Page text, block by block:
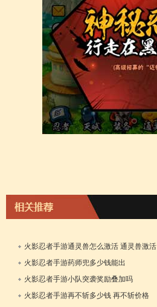
火影忍者手游通灵兽怎么激活 通灵兽激活
方法
火影忍者手游药师兜多少钱能出
火影忍者手游小队突袭奖励叠加吗
火影忍者手游再不斩多少钱 再不斩价格